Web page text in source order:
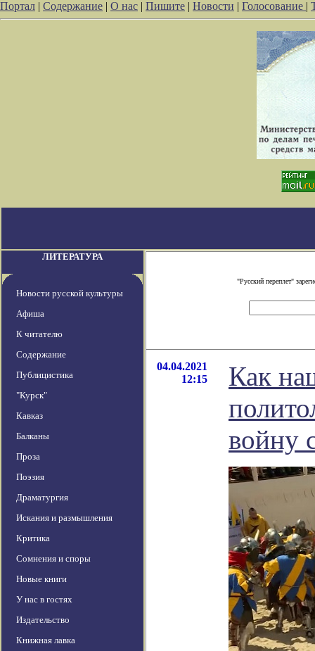
Портал | Содержание | О нас | Пишите | Новости | Голосование |
ЛИТЕРАТУРА
Новости русской культуры
Афиша
К читателю
Содержание
Публицистика
"Курск"
Кавказ
Балканы
Проза
Поэзия
Драматургия
Искания и размышления
Критика
Сомнения и споры
Новые книги
У нас в гостях
Издательство
Книжная лавка
"Русский переплет"
04.04.2021
12:15
Как
войну